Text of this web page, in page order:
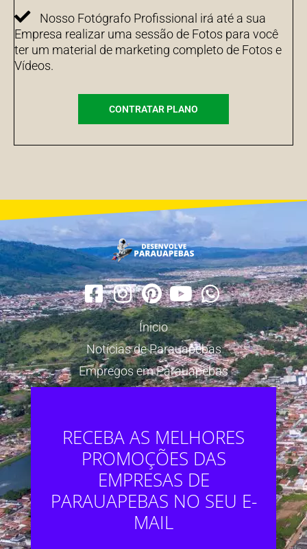
Nosso Fotógrafo Profissional irá até a sua
Empresa realizar uma sessão de Fotos para você
ter um material de marketing completo de Fotos e
Vídeos.
CONTRATAR PLANO
Ínicio
Notícias de Parauapebas
Empregos em Parauapebas
RECEBA AS MELHORES
PROMOÇÕES DAS
EMPRESAS DE
PARAUAPEBAS NO SEU E-
MAIL